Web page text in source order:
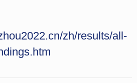
zh/results/all-